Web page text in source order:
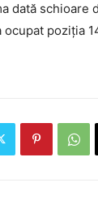
dată schioare
poziția